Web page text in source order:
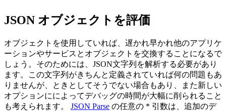
JSON オブジェクトを評価
オブジェクトを使用していれば、遅かれ早かれ他のアプリケ
ーションやサービスとオブジェクトを交換することになるで
しょう。そのためには、JSON文字列を解析する必要があり
ます。この文字列がきちんと定義されていれば何の問題もあ
りませんが、ときとしてそうでない場合もあり、また新しい
オプションにによってデバッグの時間が大幅に削られること
も考えられます。 JSON Parse の任意の * 引数は、追加のデ